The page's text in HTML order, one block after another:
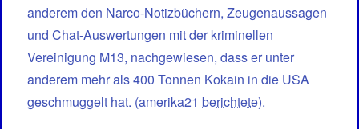
anderem den Narco-Notizbüchern, Zeugenaussagen
und Chat-Auswertungen mit der kriminellen
Vereinigung M13, nachgewiesen, dass er unter
anderem mehr als 400 Tonnen Kokain in die USA
geschmuggelt hat. (amerika21 berichtete).